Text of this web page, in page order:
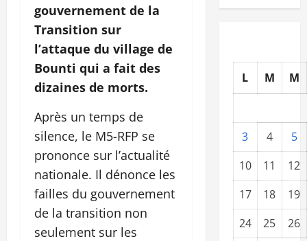
gouvernement de la
Transition sur
l’attaque du village de
Bounti qui a fait des
dizaines de morts.
Après un temps de
silence, le M5-RFP se
prononce sur l’actualité
nationale. Il dénonce les
failles du gouvernement
de la transition non
seulement sur les
L M M
3 4
5
10
11
12
17
18
19
24
25
26